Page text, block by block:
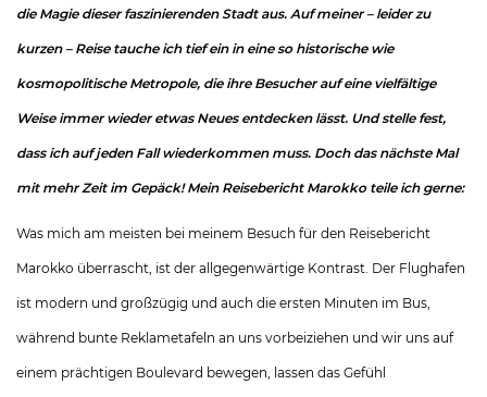
die Magie dieser faszinierenden Stadt aus. Auf meiner – leider zu
kurzen – Reise tauche ich tief ein in eine so historische wie
kosmopolitische Metropole, die ihre Besucher auf eine vielfältige
Weise immer wieder etwas Neues entdecken lässt. Und stelle fest,
dass ich auf jeden Fall wiederkommen muss. Doch das nächste Mal
mit mehr Zeit im Gepäck! Mein Reisebericht Marokko teile ich gerne:
Was mich am meisten bei meinem Besuch für den Reisebericht
Marokko überrascht, ist der allgegenwärtige Kontrast. Der Flughafen
ist modern und großzügig und auch die ersten Minuten im Bus,
während bunte Reklametafeln an uns vorbeiziehen und wir uns auf
einem prächtigen Boulevard bewegen, lassen das Gefühl